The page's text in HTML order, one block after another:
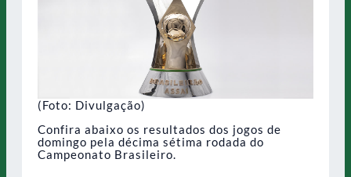
(Foto: Divulgação)
Confira abaixo os resultados dos jogos de
domingo pela décima sétima rodada do
Campeonato Brasileiro.